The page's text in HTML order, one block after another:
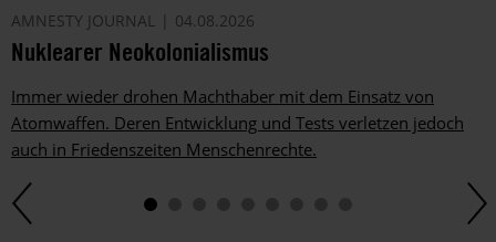
AMNESTY JOURNAL 04.08.2026
Nuklearer Neokolonialismus
Immer wieder drohen Machthaber mit dem Einsatz von
Atomwaffen. Deren Entwicklung und Tests verletzen jedoch
auch in Friedenszeiten Menschenrechte.